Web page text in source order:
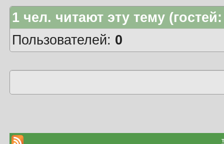
1 чел. читают эту тему
Пользователей: 0